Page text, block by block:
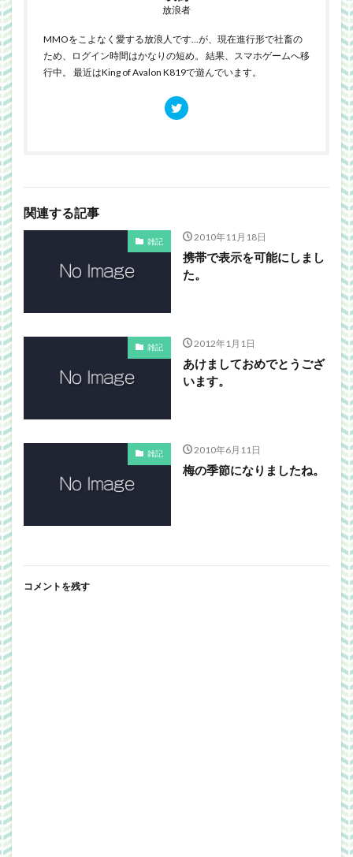
放浪者
MMOをこよなく愛する放浪人です…が、現在進行形で社畜の
ため、ログイン時間はかなりの短め。 結果、スマホゲームへ移
行中。 最近はKing of Avalon K819で遊んでいます。
関連する記事
雑記 2010年11月18日
携帯で表示を可能にしまし
た。
雑記 2012年1月1日
あけましておめでとうござ
います。
雑記 2010年6月11日
梅の季節になりましたね。
コメントを残す